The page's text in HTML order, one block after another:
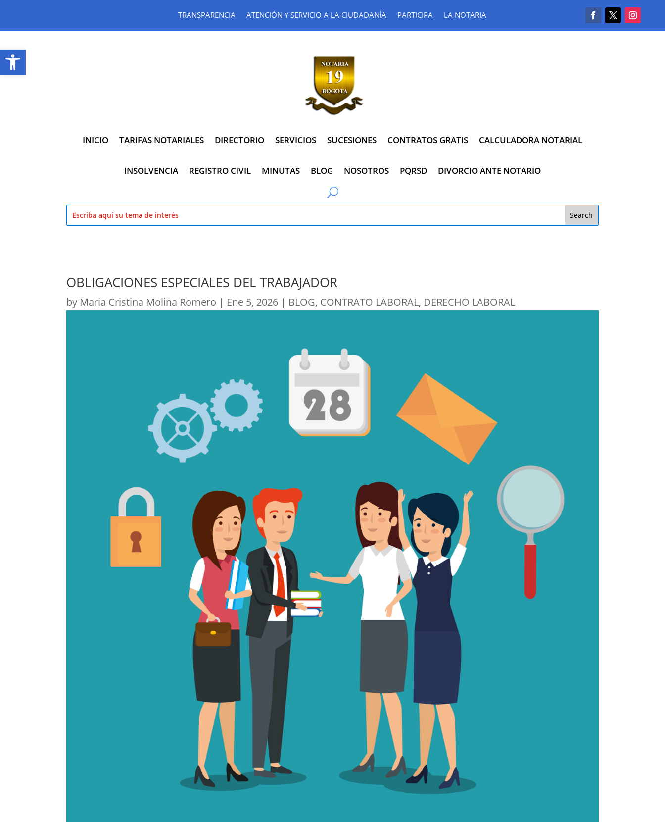
Abrir barra de herramientas
TRANSPARENCIA ATENCIÓN Y SERVICIO A LA CIUDADANÍA PARTICIPA LA NOTARIA
INICIO TARIFAS NOTARIALES DIRECTORIO SERVICIOS SUCESIONES CONTRATOS GRATIS CALCULADORA NOTARIAL
INSOLVENCIA REGISTRO CIVIL MINUTAS BLOG NOSOTROS PQRSD DIVORCIO ANTE NOTARIO
OBLIGACIONES ESPECIALES DEL TRABAJADOR
by Maria Cristina Molina Romero | Ene 5, 2026 | BLOG, CONTRATO LABORAL, DERECHO LABORAL